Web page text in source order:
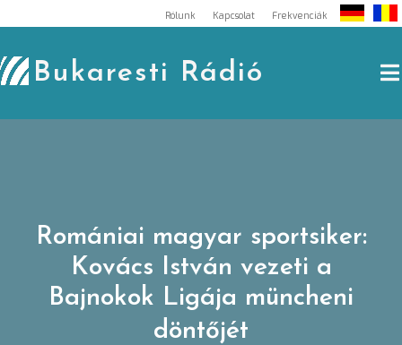
to
content
Rólunk Kapcsolat Frekvenciák
Bukaresti Rádió
Romániai magyar sportsiker:
Kovács István vezeti a
Bajnokok Ligája müncheni
döntőjét